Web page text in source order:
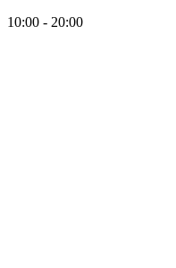
10:00 - 20:00